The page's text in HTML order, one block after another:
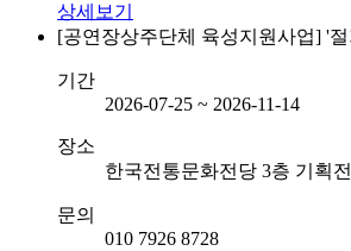
상세보기
[공연장상주단체 육성지원사업] '
기간
2026-07-25 ~ 2026-11-14
장소
한국전통문화전당 3층 기획
문의
010 7926 8728